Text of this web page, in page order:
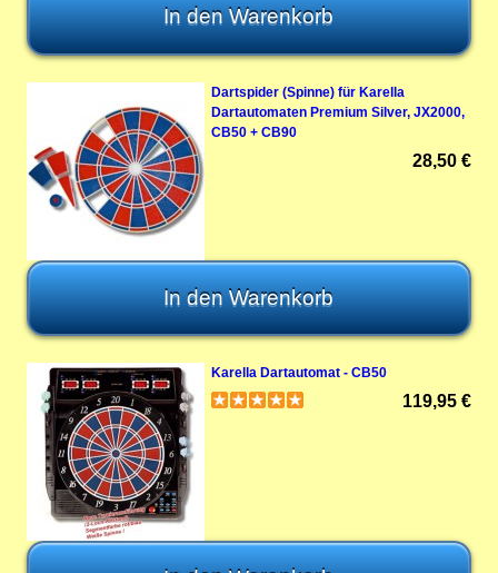
Dartspider (Spinne) für Karella
Dartautomaten Premium Silver, JX2000,
CB50 + CB90
28,50 €
Karella Dartautomat - CB50
119,95 €